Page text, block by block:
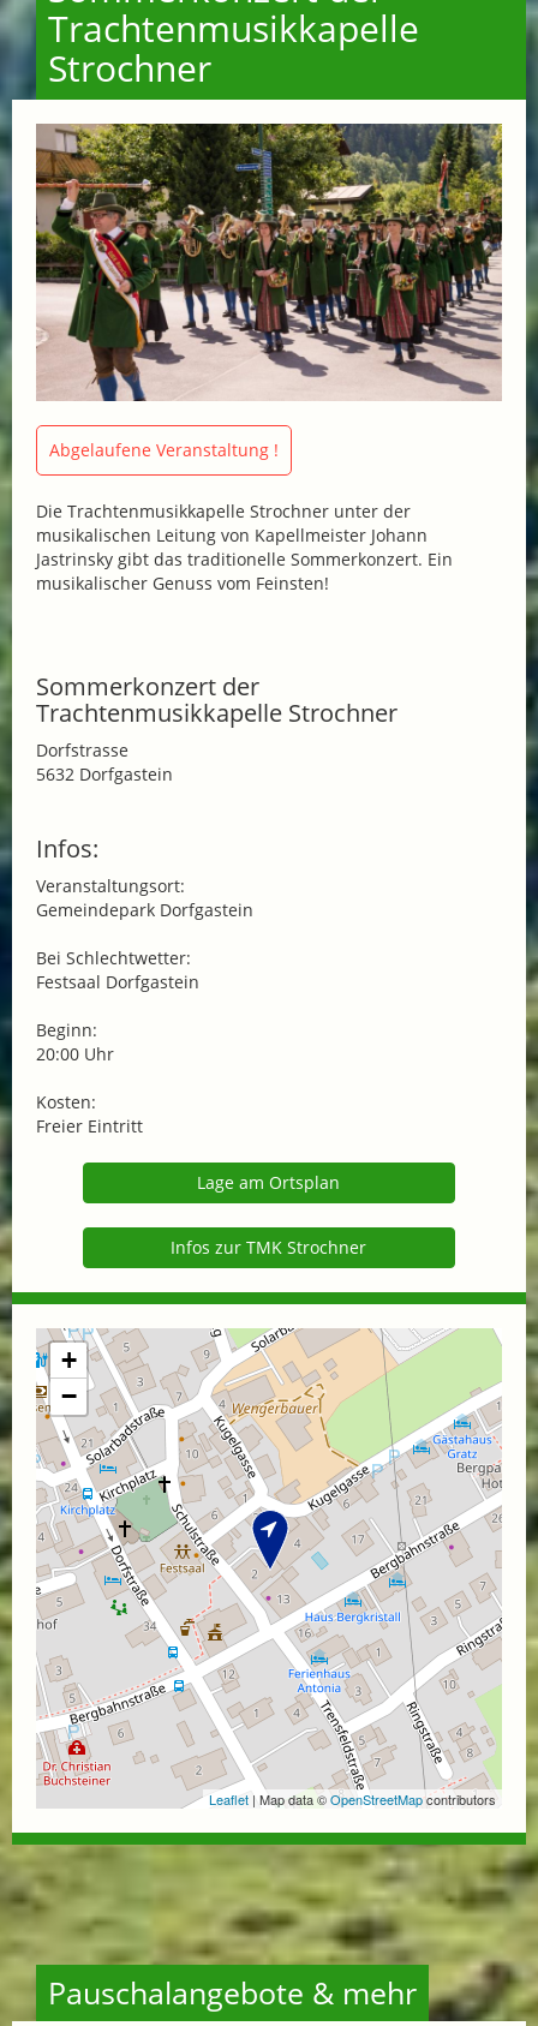
Trachtenmusikkapelle
Strochner
Abgelaufene Veranstaltung !
Die Trachtenmusikkapelle Strochner unter der
musikalischen Leitung von Kapellmeister Johann
Jastrinsky gibt das traditionelle Sommerkonzert. Ein
musikalischer Genuss vom Feinsten!
Sommerkonzert der
Trachtenmusikkapelle Strochner
Dorfstrasse
5632 Dorfgastein
Infos:
Veranstaltungsort:
Gemeindepark Dorfgastein
Bei Schlechtwetter:
Festsaal Dorfgastein
Beginn:
20:00 Uhr
Kosten:
Freier Eintritt
Lage am Ortsplan
Infos zur TMK Strochner
+
−
Leaflet | Map data ©OpenStreetMapcontributors
Pauschalangebote & mehr